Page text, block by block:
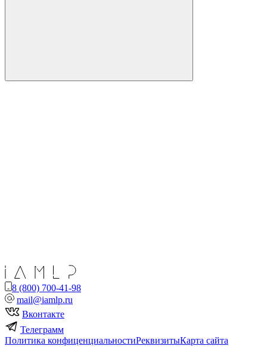
8 (800) 700-41-98
mail@iamlp.ru
Вконтакте
Телеграмм
Политика конфиценциальностиРеквизитыКарта сайта